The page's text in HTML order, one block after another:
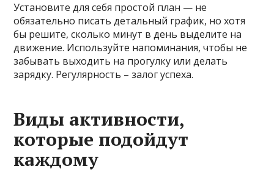
Установите для себя простой план — не
обязательно писать детальный график, но хотя
бы решите, сколько минут в день выделите на
движение. Используйте напоминания, чтобы не
забывать выходить на прогулку или делать
зарядку. Регулярность – залог успеха.
Виды активности,
которые подойдут
каждому